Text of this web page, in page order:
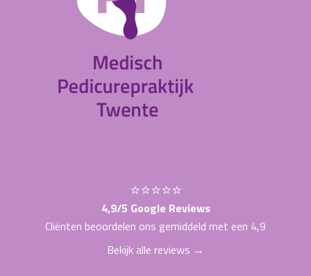
⭐⭐⭐⭐⭐
4,9/5 Google Reviews
Cliënten beoordelen ons gemiddeld met een 4,9
Bekijk alle reviews →